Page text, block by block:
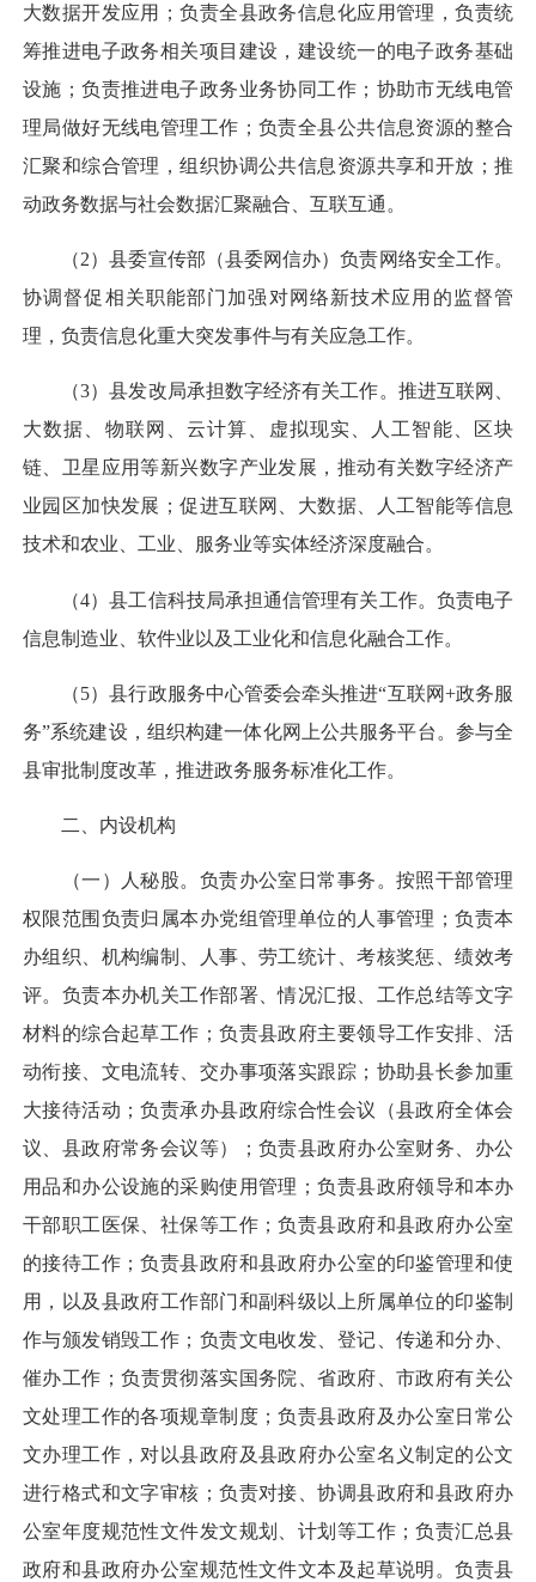
大数据开发应用；负责全县政务信息化应用管理，负责统
筹推进电子政务相关项目建设，建设统一的电子政务基础
设施；负责推进电子政务业务协同工作；协助市无线电管
理局做好无线电管理工作；负责全县公共信息资源的整合
汇聚和综合管理，组织协调公共信息资源共享和开放；推
动政务数据与社会数据汇聚融合、互联互通。
（2）县委宣传部（县委网信办）负责网络安全工作。
协调督促相关职能部门加强对网络新技术应用的监督管
理，负责信息化重大突发事件与有关应急工作。
（3）县发改局承担数字经济有关工作。推进互联网、
大数据、物联网、云计算、虚拟现实、人工智能、区块
链、卫星应用等新兴数字产业发展，推动有关数字经济产
业园区加快发展；促进互联网、大数据、人工智能等信息
技术和农业、工业、服务业等实体经济深度融合。
（4）县工信科技局承担通信管理有关工作。负责电子
信息制造业、软件业以及工业化和信息化融合工作。
（5）县行政服务中心管委会牵头推进“互联网+政务服
务”系统建设，组织构建一体化网上公共服务平台。参与全
县审批制度改革，推进政务服务标准化工作。
二、内设机构
（一）人秘股。负责办公室日常事务。按照干部管理
权限范围负责归属本办党组管理单位的人事管理；负责本
办组织、机构编制、人事、劳工统计、考核奖惩、绩效考
评。负责本办机关工作部署、情况汇报、工作总结等文字
材料的综合起草工作；负责县政府主要领导工作安排、活
动衔接、文电流转、交办事项落实跟踪；协助县长参加重
大接待活动；负责承办县政府综合性会议（县政府全体会
议、县政府常务会议等）；负责县政府办公室财务、办公
用品和办公设施的采购使用管理；负责县政府领导和本办
干部职工医保、社保等工作；负责县政府和县政府办公室
的接待工作；负责县政府和县政府办公室的印鉴管理和使
用，以及县政府工作部门和副科级以上所属单位的印鉴制
作与颁发销毁工作；负责文电收发、登记、传递和分办、
催办工作；负责贯彻落实国务院、省政府、市政府有关公
文处理工作的各项规章制度；负责县政府及办公室日常公
文办理工作，对以县政府及县政府办公室名义制定的公文
进行格式和文字审核；负责对接、协调县政府和县政府办
公室年度规范性文件发文规划、计划等工作；负责汇总县
政府和县政府办公室规范性文件文本及起草说明。负责县